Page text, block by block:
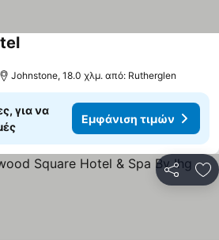
Johnstone, 18.0 χλμ. από: Rutherglen
για να
Εμφάνιση τιμών